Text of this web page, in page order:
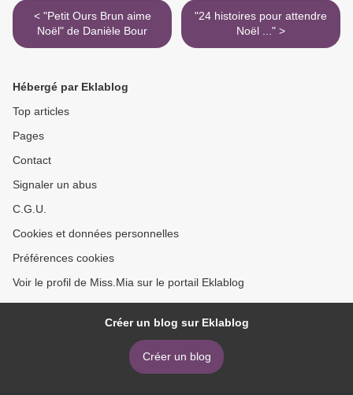
< "Petit Ours Brun aime
Noël" de Danièle Bour
"24 histoires pour attendre
Noël ..." >
Hébergé par Eklablog
Top articles
Pages
Contact
Signaler un abus
C.G.U.
Cookies et données personnelles
Préférences cookies
Voir le profil de Miss.Mia sur le portail Eklablog
Créer un blog sur Eklablog
Créer un blog